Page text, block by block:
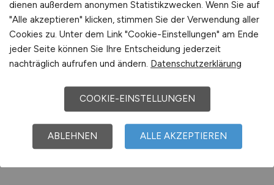
Physiotherapeut/in(m/w/d)
Mitschang Krankengymnastikpraxis Inh.
Andrea-Katharina Mitschang
30.07.2026
Havixbeck
dienen außerdem anonymen Statistikzwecken. Wenn Sie auf
"Alle akzeptieren" klicken, stimmen Sie der Verwendung aller
Cookies zu. Unter dem Link "Cookie-Einstellungen" am Ende
jeder Seite können Sie Ihre Entscheidung jederzeit
nachträglich aufrufen und ändern. Datenschutzerklärung
COOKIE-EINSTELLUNGEN
ABLEHNEN ALLE AKZEPTIEREN